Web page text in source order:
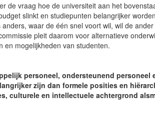
de vraag hoe de universiteit aan het
slinkt en studiepunten belangrijker worden
waar de één snel voort wil, wil de ander
pleit daarom voor alternatieve
en mogelijkheden van studenten.
personeel, ondersteunend personeel
zijn dan formele posities en
culturele en intellectuele achtergrond